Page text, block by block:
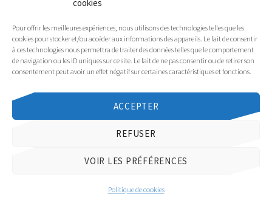
cookies
Pour offrir les meilleures expériences, nous utilisons des technologies telles que les
cookies pour stocker et/ou accéder aux informations des appareils. Le fait de consentir
à ces technologies nous permettra de traiter des données telles que le comportement
de navigation ou les ID uniques sur ce site. Le fait de ne pas consentir ou de retirer son
consentement peut avoir un effet négatif sur certaines caractéristiques et fonctions.
ACCEPTER
REFUSER
VOIR LES PRÉFÉRENCES
Politique de cookies
SUD Éducation Gard-Lozère